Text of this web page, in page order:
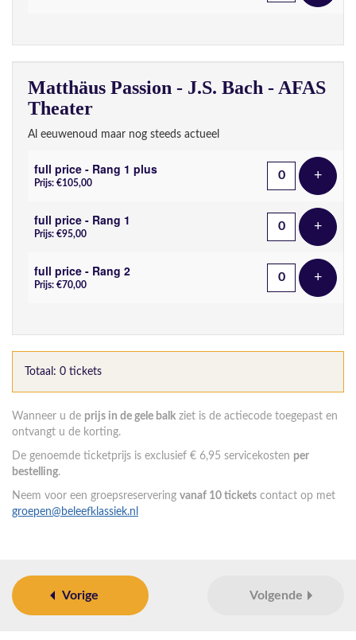
Matthäus Passion - J.S. Bach - AFAS
Theater
Al eeuwenoud maar nog steeds actueel
full price - Rang 1 plus
Prijs: €105,00 +Voeg
full price - Rang 1
Prijs: €95,00 +Voeg
full price - Rang 2
Prijs: €70,00 +Voeg
Totaal: 0 tickets
Wanneer u de prijs in de gele balk ziet is de actiecode toegepast en
ontvangt u de korting.
De genoemde ticketprijs is exclusief € 6,95 servicekosten per
bestelling.
Neem voor een groepsreservering vanaf 10 tickets contact op met
groepen@beleefklassiek.nl
Vorige Volgende